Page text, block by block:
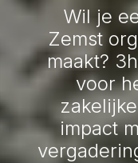
Wil je
Zemst
maakt?
voor
impact